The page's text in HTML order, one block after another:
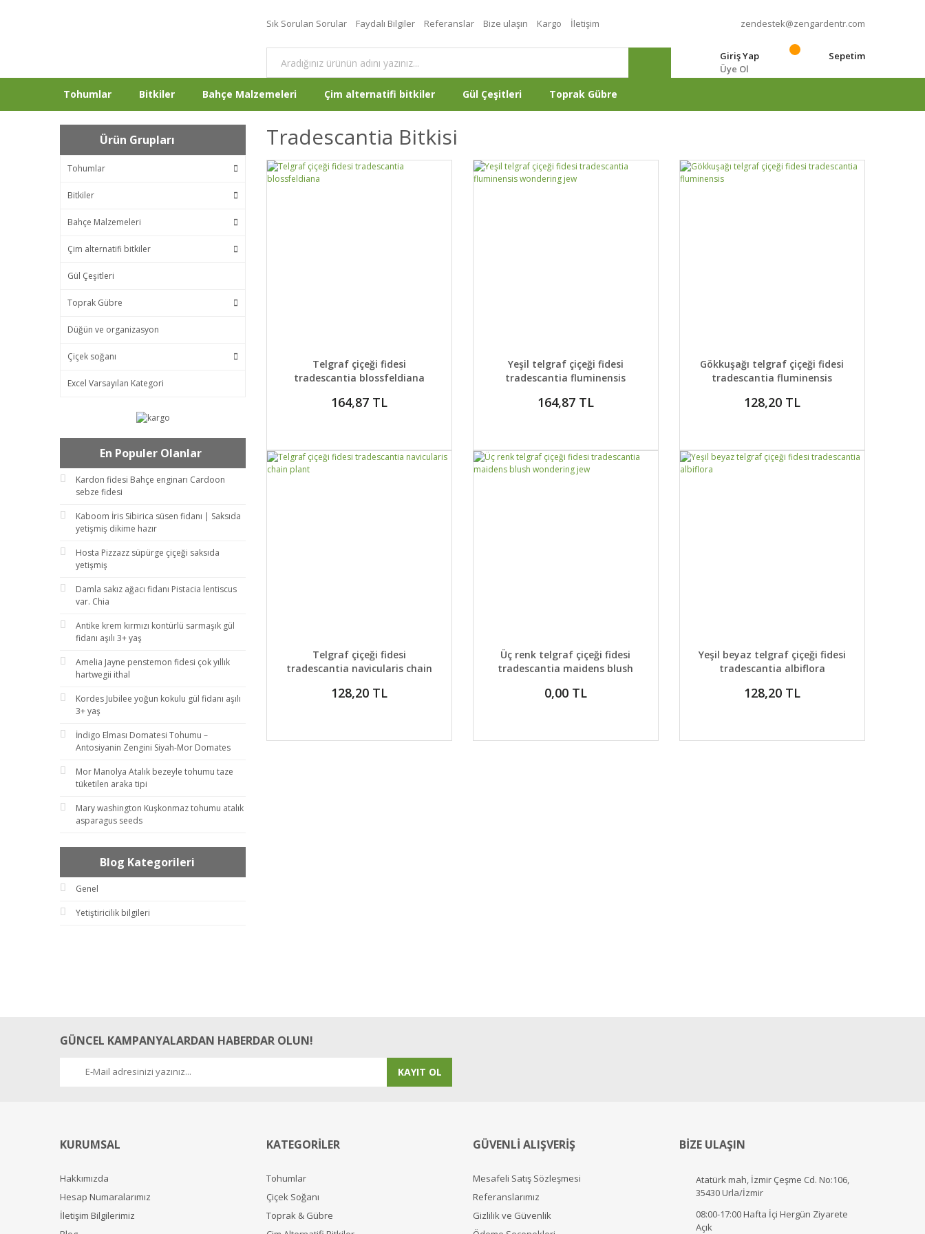
Sık Sorulan Sorular Faydalı Bilgiler Referanslar Bize ulaşın Kargo İletişim zendestek@zengardentr.com
Giriş Yap
Üye Ol
Sepetim
Tohumlar Bitkiler Bahçe Malzemeleri Çim alternatifi bitkiler Gül Çeşitleri Toprak Gübre
Ürün Grupları
Tohumlar
Bitkiler
Bahçe Malzemeleri
Çim alternatifi bitkiler
Gül Çeşitleri
Toprak Gübre
Düğün ve organizasyon
Çiçek soğanı
Excel Varsayılan Kategori
En Populer Olanlar
Kardon fidesi Bahçe enginarı Cardoon
sebze fidesi
Kaboom İris Sibirica süsen fidanı | Saksıda
yetişmiş dikime hazır
Hosta Pizzazz süpürge çiçeği saksıda
yetişmiş
Damla sakız ağacı fidanı Pistacia lentiscus
var. Chia
Antike krem kırmızı kontürlü sarmaşık gül
fidanı aşılı 3+ yaş
Amelia Jayne penstemon fidesi çok yıllık
hartwegii ithal
Kordes Jubilee yoğun kokulu gül fidanı aşılı
3+ yaş
İndigo Elması Domatesi Tohumu –
Antosiyanin Zengini Siyah-Mor Domates
Mor Manolya Atalık bezeyle tohumu taze
tüketilen araka tipi
Mary washington Kuşkonmaz tohumu atalık
asparagus seeds
Blog Kategorileri
Genel
Yetiştiricilik bilgileri
Tradescantia Bitkisi
DETAYLAR SEPETE EKLE
Telgraf çiçeği fidesi
tradescantia blossfeldiana
164,87 TL
DETAYLAR SEPETE EKLE
Yeşil telgraf çiçeği fidesi
tradescantia fluminensis
164,87 TL
DETAYLAR GELİNCE HABER VER
Gökkuşağı telgraf çiçeği fidesi
tradescantia fluminensis
128,20 TL
DETAYLAR GELİNCE HABER VER
Telgraf çiçeği fidesi
tradescantia navicularis chain
128,20 TL
DETAYLAR GELİNCE HABER VER
Üç renk telgraf çiçeği fidesi
tradescantia maidens blush
0,00 TL
DETAYLAR GELİNCE HABER VER
Yeşil beyaz telgraf çiçeği fidesi
tradescantia albiflora
128,20 TL
GÜNCEL KAMPANYALARDAN HABERDAR OLUN!
KAYIT OL
KURUMSAL
Hakkımızda
Hesap Numaralarımız
İletişim Bilgilerimiz
KATEGORİLER
Tohumlar
Çiçek Soğanı
Toprak & Gübre
GÜVENLİ ALIŞVERİŞ
Mesafeli Satış Sözleşmesi
Referanslarımız
Gizlilik ve Güvenlik
BİZE ULAŞIN
Atatürk mah, İzmir Çeşme Cd. No:106,
35430 Urla/İzmir
08:00-17:00 Hafta İçi Hergün Ziyarete
Açık